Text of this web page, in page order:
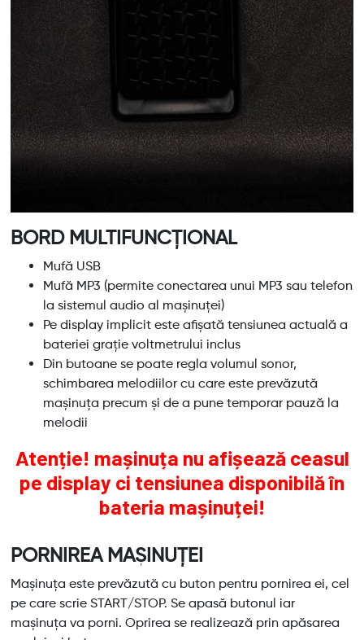
BORD MULTIFUNCȚIONAL
Mufă USB
Mufă MP3 (permite conectarea unui MP3 sau telefon
la sistemul audio al mașinuței)
Pe display implicit este afișată tensiunea actuală a
bateriei grație voltmetrului inclus
Din butoane se poate regla volumul sonor,
schimbarea melodiilor cu care este prevăzută
mașinuța precum și de a pune temporar pauză la
melodii
Atenție! mașinuța nu afișează ceasul
pe display ci tensiunea disponibilă în
bateria mașinuței!
PORNIREA MAȘINUȚEI
Mașinuța este prevăzută cu buton pentru pornirea ei, cel
pe care scrie START/STOP. Se apasă butonul iar
mașinuța va porni. Oprirea se realizează prin apăsarea